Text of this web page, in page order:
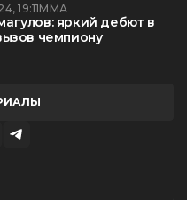
19:11ММА
яркий дебют в
чемпиону